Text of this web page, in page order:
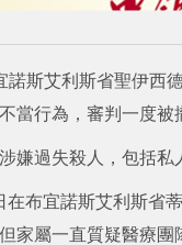
諾斯艾利斯省聖伊西
當行為，審判一度被
嫌過失殺人，包括
布宜諾斯艾利斯省
家屬一直質疑醫療